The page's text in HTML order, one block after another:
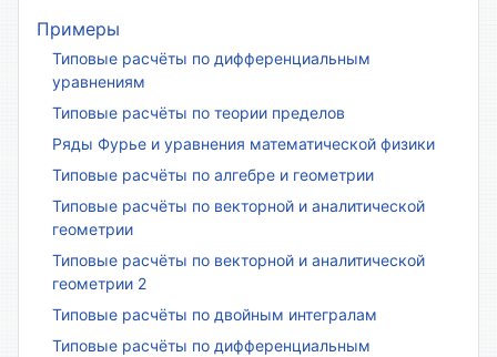
Примеры
Типовые расчёты по дифференциальным
уравнениям
Типовые расчёты по теории пределов
Ряды Фурье и уравнения математической физики
Типовые расчёты по алгебре и геометрии
Типовые расчёты по векторной и аналитической
геометрии
Типовые расчёты по векторной и аналитической
геометрии 2
Типовые расчёты по двойным интегралам
Типовые расчёты по дифференциальным